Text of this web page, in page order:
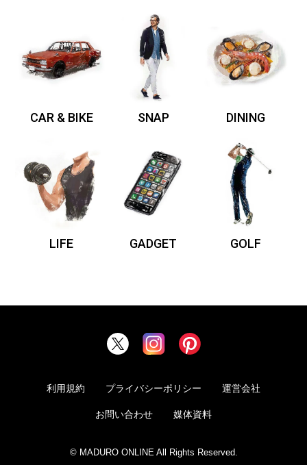
CAR & BIKE SNAP DINING
LIFE GADGET GOLF
利用規約 プライバシーポリシー 運営会社
お問い合わせ 媒体資料
© MADURO ONLINE All Rights Reserved.